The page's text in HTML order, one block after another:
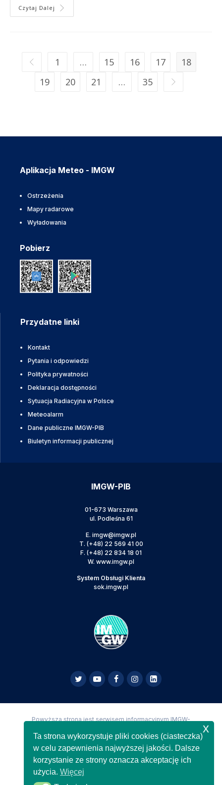
Czytaj Dalej
1 … 15 16 17
18
19
20 21 … 35
Aplikacja Meteo - IMGW
Ostrzeżenia
Mapy radarowe
Wyładowania
Pobierz
Przydatne linki
Kontakt
Pytania i odpowiedzi
Polityka prywatności
Deklaracja dostępności
Sytuacja Radiacyjna w Polsce
Meteoalarm
Dane publiczne IMGW-PIB
Biuletyn informacji publicznej
IMGW-PIB
01-673 Warszawa
ul. Podleśna 61
E. imgw@imgw.pl
T. (+48) 22 569 41 00
F. (+48) 22 834 18 01
W. www.imgw.pl
System Obsługi Klienta
sok.imgw.pl
Powyższa strona jest serwisem informacyjnym IMGW-
Copyright IMGW-PIB Wszelkie prawa zastrzeżone
Ta strona wykorzystuje pliki cookies (ciasteczka)
w celu zapewnienia najwyższej jakości. Dalsze
korzystanie ze strony oznacza akceptację ich
użycia.Więcej
x